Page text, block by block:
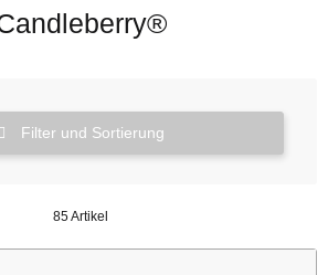
Filter und Sortierung
85 Artikel